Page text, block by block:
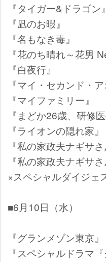
『タイガー&ドラゴン』
『凪のお暇』
『名もなき毒』
『花のち晴れ～花男
『白夜行』
『マイ・セカンド・ア
『マイファミリー』
『まどか26歳、研修
『ライオンの隠れ家』
『私の家政夫ナギサさ
『私の家政夫ナギサ
×スペシャルダイジェ
■6月10日（水）
『グランメゾン東京』
『スペシャルドラマ